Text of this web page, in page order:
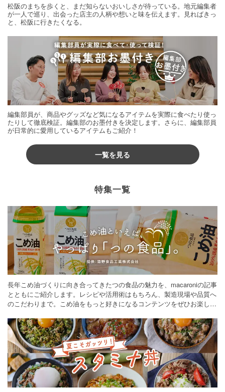
松阪のまちを歩くと、まだ知らないおいしさが待っている。地元編集者
が一人で巡り、出会った店主の人柄や想いと味を伝えます。見ればきっ
と、松阪に行きたくなる。
編集部員が、商品やグッズなど気になるアイテムを実際に食べたり使っ
たりして徹底検証。編集部のお墨付きを決定します。さらに、編集部員
が日常的に愛用しているアイテムもご紹介！
一覧を見る
特集一覧
長年こめ油づくりに向き合ってきたつの食品の魅力を、macaroniの記事
とともにご紹介します。レシピや活用術はもちろん、製造現場や品質へ
のこだわりまで。こめ油をもっと好きになるコンテンツをぜひお楽しみ